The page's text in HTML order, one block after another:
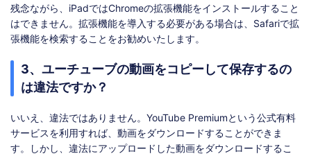
残念ながら、iPadではChromeの拡張機能をインストールすること
はできません。拡張機能を導入する必要がある場合は、Safariで拡
張機能を検索することをお勧めいたします。
3、ユーチューブの動画をコピーして保存するの
は違法ですか？
いいえ、違法ではありません。YouTube Premiumという公式有料
サービスを利用すれば、動画をダウンロードすることができま
す。しかし、違法にアップロードした動画をダウンロードするこ